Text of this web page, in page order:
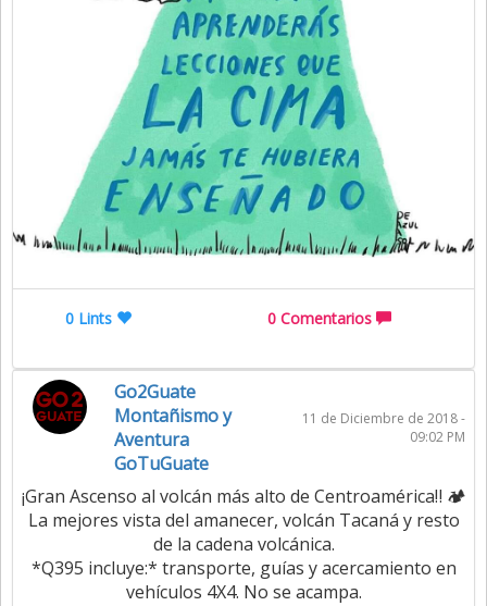
0 Lints 0 Comentarios
Go2Guate
Montañismo y
Aventura
GoTuGuate
11 de Diciembre de 2018 -
09:02 PM
¡Gran Ascenso al volcán más alto de Centroamérica‼️ 🏕
La mejores vista del amanecer, volcán Tacaná y resto
de la cadena volcánica.
*Q395 incluye:* transporte, guías y acercamiento en
vehículos 4X4. No se acampa.